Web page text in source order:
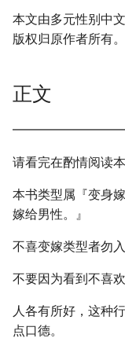
本文由多元性别中
版权归原作者所有。
正文
请看完在酌情阅读本
本书类型属『变身
嫁给男性。』
不喜变嫁类型者勿
不要因为看到不喜
人各有所好，这种
点口德。